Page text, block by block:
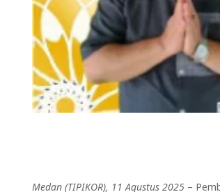
Medan (TIPIKOR), 11 Agustus 2025 –